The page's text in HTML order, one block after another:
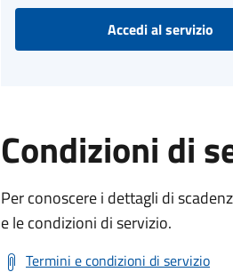
Accedi al servizio
Condizioni di
Per conoscere i dettagli di
e le condizioni di servizio.
Termini e condizioni di servizio